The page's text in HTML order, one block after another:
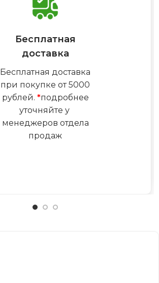
Бесплатная
доставка
Бесплатная доставка
при покупке от 5000
рублей. *подробнее
уточняйте у
менеджеров отдела
продаж